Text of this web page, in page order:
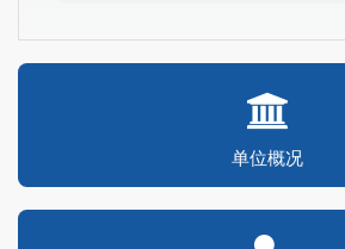
单位概况